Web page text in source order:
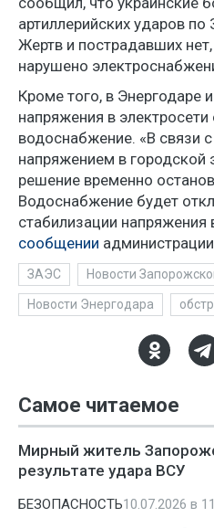
артиллерийских ударов
Жертв и пострадавших
нарушено
Кроме того, в Энергодаре
напряжения в
водоснабжение. «В связи
напряжением в городской
решение временно
Водоснабжение будет
стабилизации напряжения
сообщении
ЗАЭС Новости
Новости Энергодара
Самое читаемое
Мирный житель
результате удара ВСУ
БЕЗОПАСНОСТЬ10.07.2026 в